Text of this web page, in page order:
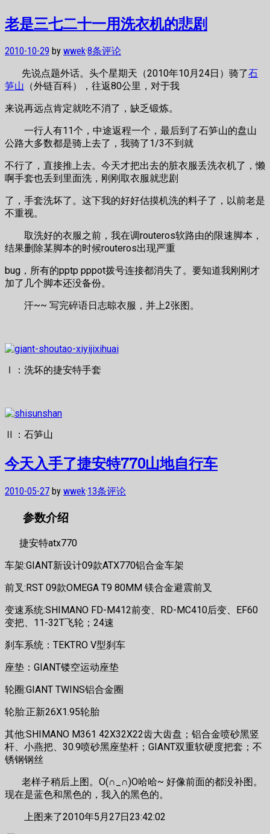
老是三七二十一用洗衣机的悲剧
2010-10-29 by wwek·8条评论
先说点题外话。头个星期天（2010年10月24日）骑了石
笋山 （外链百科），往返80公里，对于我
来说再远点肯定就吃不消了，缺乏锻炼。
一行人有11个，中途返程一个，最后到了石笋山的盘山
公路大多数都是骑上去了，我骑了1/3不到就
不行了，直接推上去。今天才把出去的脏衣服丢洗衣机了，懒
啊手套也丢到里面洗，刚刚取衣服就悲剧
了，手套洗坏了。这下我的好好估摸机洗的料子了，以前老是
不重视。
取洗好的衣服之前，我在调routeros软路由的限速脚本，
结果删除某脚本的时候routeros出现严重
bug，所有的pptp pppot拨号连接都消失了。要知道我刚刚才
加了几个脚本还没备份。
汗~~ 写完碎语日志晾衣服，并上2张图。
Ⅰ：洗坏的捷安特手套
Ⅱ：石笋山
今天入手了捷安特770山地自行车
2010-05-27 by wwek·13条评论
参数介绍
捷安特atx770
车架:GIANT新设计09款ATX770铝合金车架
前叉:RST 09款OMEGA T9 80MM 镁合金避震前叉
变速系统:SHIMANO FD-M412前变、RD-MC410后变、EF60
变把、11-32T飞轮；24速
刹车系统：TEKTRO V型刹车
座垫：GIANT镂空运动座垫
轮圈:GIANT TWINS铝合金圈
轮胎:正新26X1.95轮胎
其他:SHIMANO M361 42X32X22齿大齿盘；铝合金喷砂黑竖
杆、小燕把、30.9喷砂黑座垫杆；GIANT双重软硬度把套；不
锈钢钢丝
老样子稍后上图。O(∩_∩)O哈哈~ 好像前面的都没补图。
现在是蓝色和黑色的，我入的黑色的。
上图来了2010年5月27日23:42:02